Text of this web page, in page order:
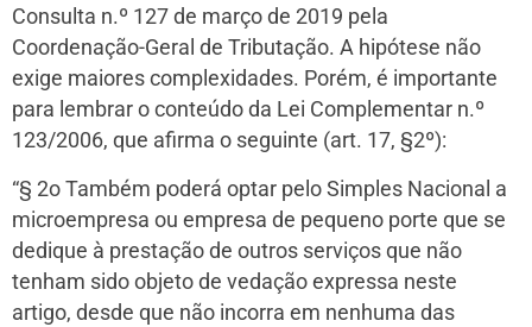
Consulta n.º 127 de março de 2019 pela
Coordenação-Geral de Tributação. A hipótese não
exige maiores complexidades. Porém, é importante
para lembrar o conteúdo da Lei Complementar n.º
123/2006, que afirma o seguinte (art. 17, §2º):
“§ 2o Também poderá optar pelo Simples Nacional a
microempresa ou empresa de pequeno porte que se
dedique à prestação de outros serviços que não
tenham sido objeto de vedação expressa neste
artigo, desde que não incorra em nenhuma das